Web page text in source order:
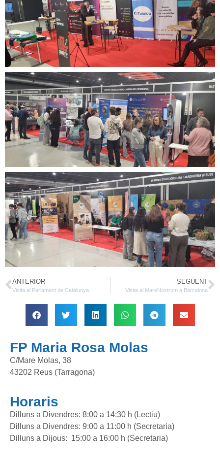
ANTERIOR
Visita al Parlament de Catalunya
SEGÜENT
Visita al MareNostrum a Barcelona
FP Maria Rosa Molas
C/Mare Molas, 38
43202 Reus (Tarragona)
Horaris
Dilluns a Divendres: 8:00 a 14:30 h (Lectiu)
Dilluns a Divendres: 9:00 a 11:00 h (Secretaria)
Dilluns a Dijous: 15:00 a 16:00 h (Secretaria)